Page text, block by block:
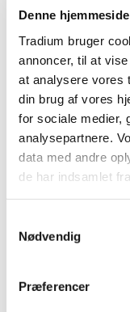
Denne
Tradium bruger
annoncer, til at
at analysere vores
din brug af vores
for sociale medier,
analysepartnere.
data med andre
de har indsamlet
Nødvendig
Præferencer
foreningsliv,
En vurdering af
give merit og
være en
blive faglært –
dannelse)
styrke
medarbejdernes
Pris